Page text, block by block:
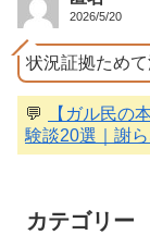
2026/5/20
状況証拠ためて
💬
【ガル民の
験談20選｜謝
カテゴリー